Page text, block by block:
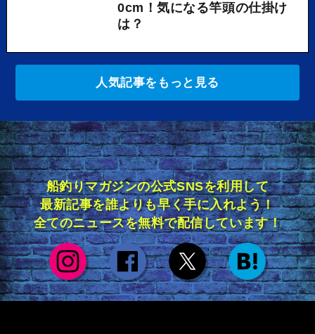
0cm！気になる竿頭の仕掛け
は？
人気記事をもっと見る
船釣りマガジンの公式SNSを利用して
最新記事を誰よりも早く手に入れよう！
全てのニュースを無料で配信しています！